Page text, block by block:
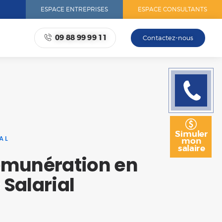
ESPACE ENTREPRISES ESPACE CONSULTANTS
09 88 99 99 11 Contactez-nous
en
Rappelez
moi
Simuler
mon
salaire